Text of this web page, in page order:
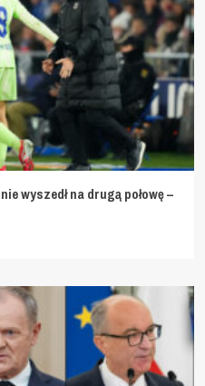
wyszedł na drugą połowę –